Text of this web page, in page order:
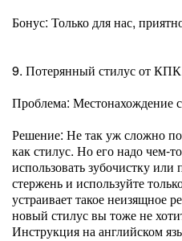
Бонус: Только для нас,
9. Потерянный стилус от
Проблема: Местонахождение
Решение: Не так уж сложно
как стилус. Но его надо чем-
использовать зубочистку
стержень и используйте
устраивает такое неизящное
новый стилус вы тоже не
Инструкция на английском